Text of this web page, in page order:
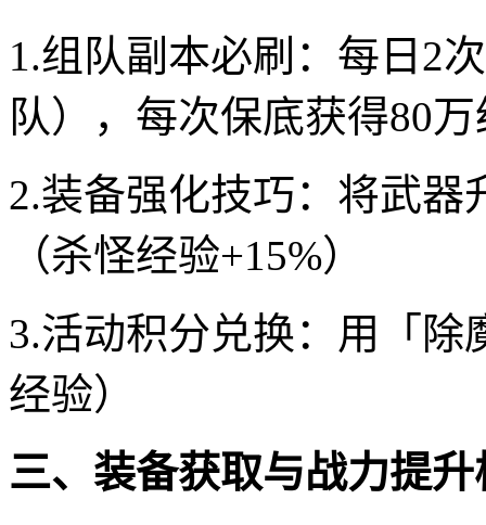
1.组队副本必刷：每日2
队），每次保底获得80
2.装备强化技巧：将武器
（杀怪经验+15%）
3.活动积分兑换：用「除
经验）
三、装备获取与战力提